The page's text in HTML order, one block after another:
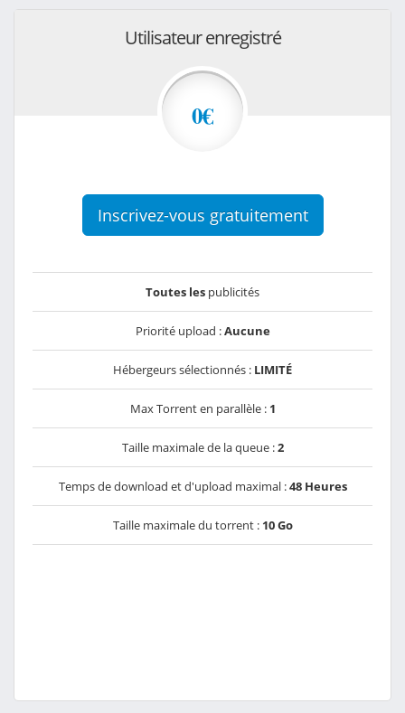
Utilisateur enregistré
0€
Inscrivez-vous gratuitement
Toutes les publicités
Priorité upload :Aucune
Hébergeurs sélectionnés : LIMITÉ
Max Torrent en parallèle : 1
Taille maximale de la queue :2
Temps de download et d'upload maximal :48 Heures
Taille maximale du torrent : 10 Go